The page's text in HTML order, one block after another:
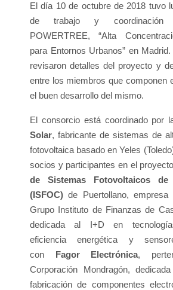
El día 10 de octubre de 2018 tuvo
de trabajo y coordinación
POWERTREE, “Alta
para Entornos Urbanos” en
revisaron detalles del proyecto y
entre los miembros que componen
el buen desarrollo del mismo.
El consorcio está coordinado por
Solar, fabricante de sistemas de
fotovoltaica basado en Yeles
socios y participantes en el
de Sistemas Fotovoltaicos de
(ISFOC) de Puertollano, empresa
Grupo Instituto de Finanzas de
dedicada al I+D en
eficiencia energética y
con Fagor Electrónica,
Corporación Mondragón,
fabricación de componentes